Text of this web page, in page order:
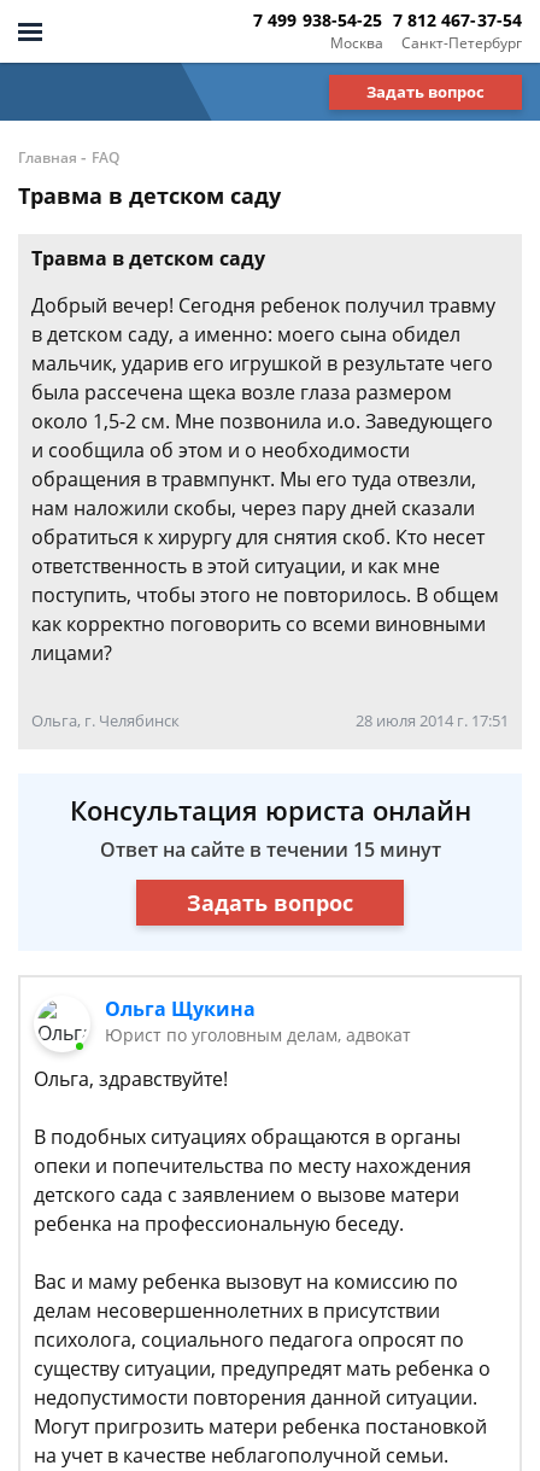
Москва
7 499 938-54-25
Санкт-Петербург
7 812 467-37-54
Задать вопрос
Главная - FAQ
Травма в детском саду
Травма в детском саду
Добрый вечер! Сегодня ребенок получил травму
в детском саду, а именно: моего сына обидел
мальчик, ударив его игрушкой в результате чего
была рассечена щека возле глаза размером
около 1,5-2 см. Мне позвонила и.о. Заведующего
и сообщила об этом и о необходимости
обращения в травмпункт. Мы его туда отвезли,
нам наложили скобы, через пару дней сказали
обратиться к хирургу для снятия скоб. Кто несет
ответственность в этой ситуации, и как мне
поступить, чтобы этого не повторилось. В общем
как корректно поговорить со всеми виновными
лицами?
Ольга, г. Челябинск 28 июля 2014 г. 17:51
Консультация юриста онлайн
Ответ на сайте в течении 15 минут
Задать вопрос
Ольга Щукина
Юрист по уголовным делам, адвокат
Ольга, здравствуйте!
В подобных ситуациях обращаются в органы
опеки и попечительства по месту нахождения
детского сада с заявлением о вызове матери
ребенка на профессиональную беседу.
Вас и маму ребенка вызовут на комиссию по
делам несовершеннолетних в присутствии
психолога, социального педагога опросят по
существу ситуации, предупредят мать ребенка о
недопустимости повторения данной ситуации.
Могут пригрозить матери ребенка постановкой
на учет в качестве неблагополучной семьи.